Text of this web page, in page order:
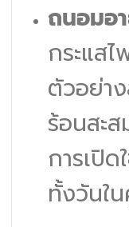
ถนอมอ
กระแส
ตัวอย่า
ร้อนสะ
การเปิ
ทั้งวันใ